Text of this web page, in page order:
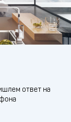
ответ на